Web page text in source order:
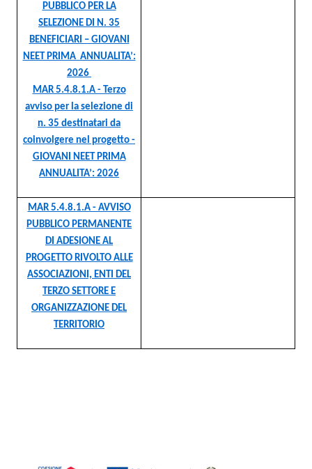
PUBBLICO PER LA
SELEZIONE DI N. 35
BENEFICIARI – GIOVANI
NEET PRIMA ANNUALITA’:
2026
MAR 5.4.8.1.A - Terzo
avviso per la selezione di
n. 35 destinatari da
coinvolgere nel progetto -
GIOVANI NEET PRIMA
ANNUALITA’: 2026
MAR 5.4.8.1.A - AVVISO
PUBBLICO PERMANENTE
DI ADESIONE AL
PROGETTO RIVOLTO ALLE
ASSOCIAZIONI, ENTI DEL
TERZO SETTORE E
ORGANIZZAZIONE DEL
TERRITORIO